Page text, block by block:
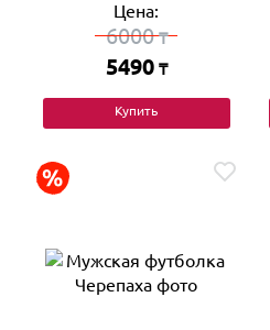
Цена:
6000₸
5490 ₸
Купить